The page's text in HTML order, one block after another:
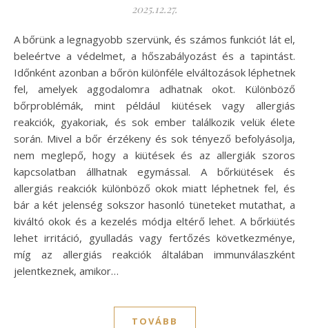
2025.12.27.
A bőrünk a legnagyobb szervünk, és számos funkciót lát el,
beleértve a védelmet, a hőszabályozást és a tapintást.
Időnként azonban a bőrön különféle elváltozások léphetnek
fel, amelyek aggodalomra adhatnak okot. Különböző
bőrproblémák, mint például kiütések vagy allergiás
reakciók, gyakoriak, és sok ember találkozik velük élete
során. Mivel a bőr érzékeny és sok tényező befolyásolja,
nem meglepő, hogy a kiütések és az allergiák szoros
kapcsolatban állhatnak egymással. A bőrkiütések és
allergiás reakciók különböző okok miatt léphetnek fel, és
bár a két jelenség sokszor hasonló tüneteket mutathat, a
kiváltó okok és a kezelés módja eltérő lehet. A bőrkiütés
lehet irritáció, gyulladás vagy fertőzés következménye,
míg az allergiás reakciók általában immunválaszként
jelentkeznek, amikor…
TOVÁBB